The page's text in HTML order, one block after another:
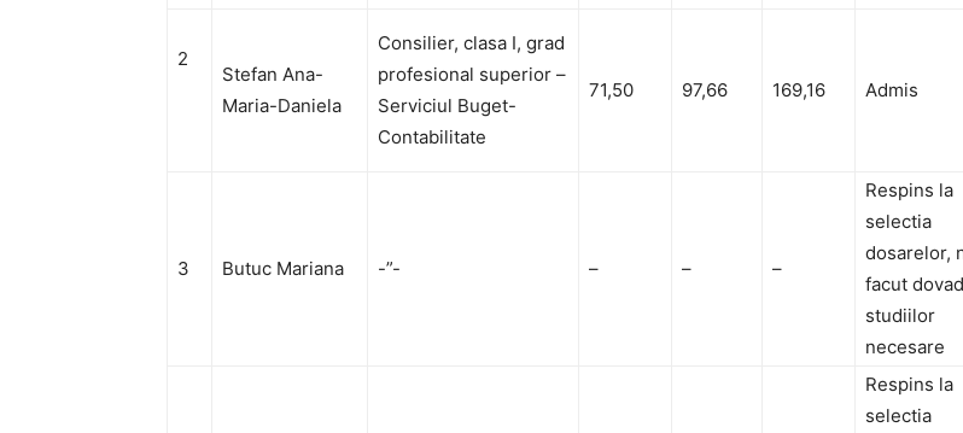
2
Stefan Ana-
Maria-Daniela
Consilier, clasa I, grad
profesional superior –
Serviciul Buget-
Contabilitate
71,50 97,66 169,16 Admis
3 Butuc Mariana -”- – – –
Respins la
selectia
dosarelor,
facut
studiilor
necesare
Respins la
selectia